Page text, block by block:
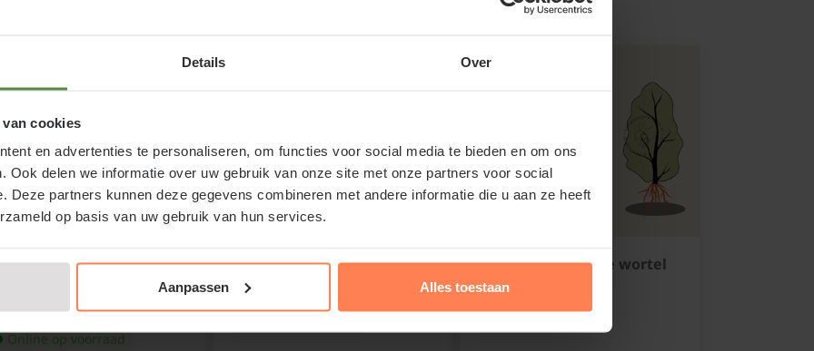
Details Over
cookies
en advertenties te personaliseren, om functies voor social media te bieden en om ons
Ook delen we informatie over uw gebruik van onze site met onze partners voor social
Deze partners kunnen deze gegevens combineren met andere informatie die u aan ze heeft
op basis van uw gebruik van hun services.
Aanpassen Alles toestaan
atriplicifolia
Online op voorraad
Rosa rugosa - blote wortel
Bottelroos
Rosa canina - blote wortel
Hondsroos